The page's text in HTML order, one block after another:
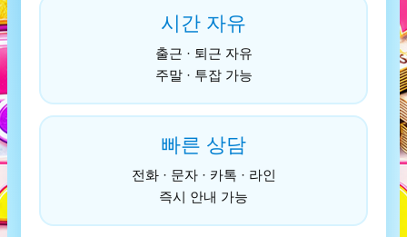
시간 자유
출근 · 퇴근 자유
주말 · 투잡 가능
빠른 상담
전화 · 문자 · 카톡 · 라인
즉시 안내 가능